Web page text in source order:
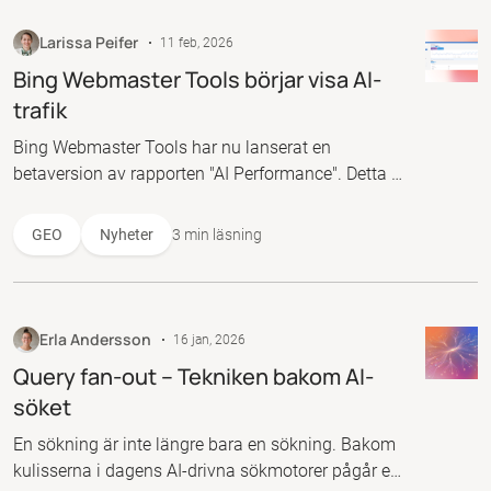
Larissa Peifer 11 feb, 2026
Bing Webmaster Tools börjar visa AI-
trafik
Bing Webmaster Tools har nu lanserat en
betaversion av rapporten "AI Performance". Detta är
datadrivet med GEO.
GEO Nyheter 3 min läsning
Erla Andersson 16 jan, 2026
Query fan-out – Tekniken bakom AI-
söket
En sökning är inte längre bara en sökning. Bakom
kulisserna i dagens AI-drivna sökmotorer pågår en